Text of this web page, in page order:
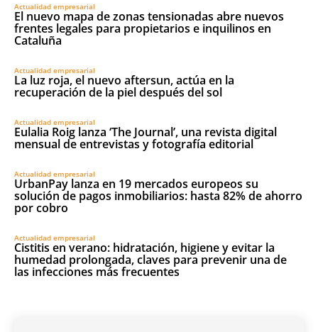
Actualidad empresarial
El nuevo mapa de zonas tensionadas abre nuevos
frentes legales para propietarios e inquilinos en
Cataluña
Actualidad empresarial
La luz roja, el nuevo aftersun, actúa en la
recuperación de la piel después del sol
Actualidad empresarial
Eulalia Roig lanza ‘The Journal’, una revista digital
mensual de entrevistas y fotografía editorial
Actualidad empresarial
UrbanPay lanza en 19 mercados europeos su
solución de pagos inmobiliarios: hasta 82% de ahorro
por cobro
Actualidad empresarial
Cistitis en verano: hidratación, higiene y evitar la
humedad prolongada, claves para prevenir una de
las infecciones más frecuentes